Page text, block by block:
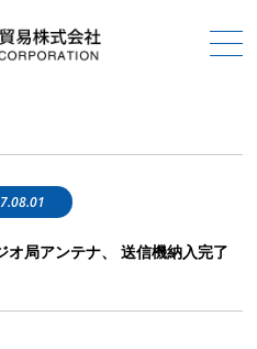
オ局アンテナ、 送信機納入完了